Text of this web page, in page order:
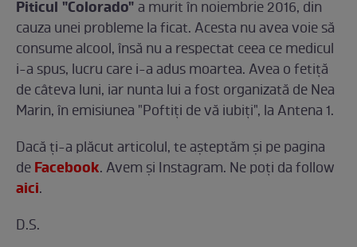
Piticul "Colorado"a murit în noiembrie 2016, din
cauza unei probleme la ficat. Acesta nu avea voie să
consume alcool, însă nu a respectat ceea ce medicul
i-a spus, lucru care i-a adus moartea. Avea o fetiţă
de câteva luni, iar nunta lui a fost organizată de Nea
Marin, în emisiunea "Poftiţi de vă iubiţi", la Antena 1.
Dacă ți-a plăcut articolul, te așteptăm și pe pagina
deFacebook. Avem și Instagram. Ne poți da follow
aici.
D.S.